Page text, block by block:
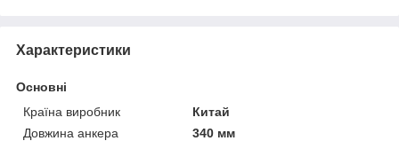
Характеристики
Основні
Країна виробник
Китай
Довжина анкера
340 мм